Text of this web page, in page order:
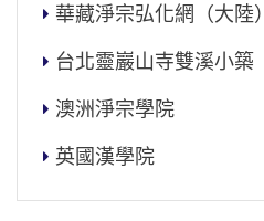
華藏淨宗弘化網（大陸）
台北靈巖山寺雙溪小築
澳洲淨宗學院
英國漢學院